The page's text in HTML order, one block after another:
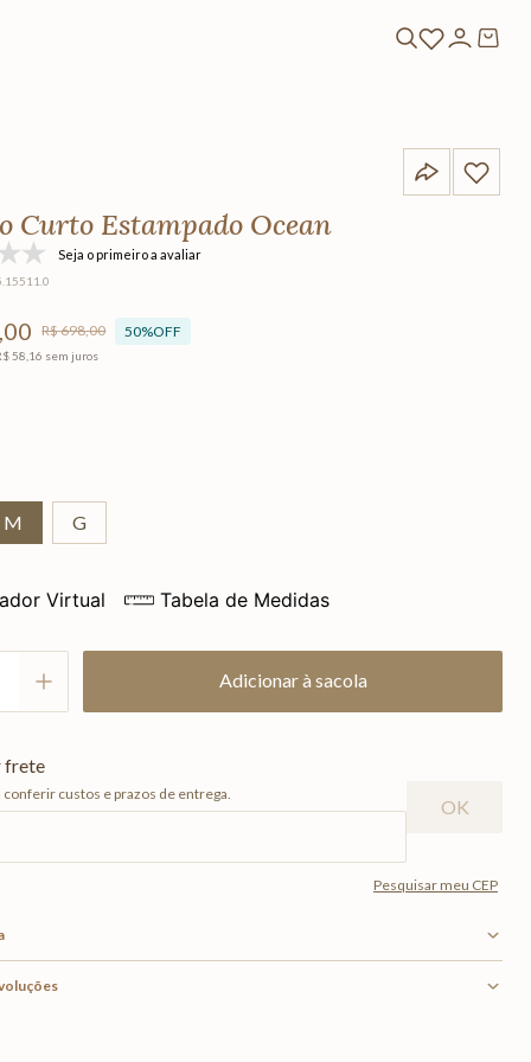
Curto Estampado Ocean
Seja o primeiro a avaliar
,00 R$698,00 50%OFF
58 16 sem juros
M G
Virtual Tabela de Medidas
Adicionar à sacola